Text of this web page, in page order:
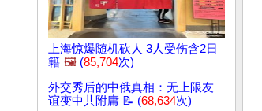
上海惊爆随机砍人 3人受伤含2日
籍 🖼️ (85,704次)
外交秀后的中俄真相：无上限友
谊变中共附庸 📝 (68,634次)